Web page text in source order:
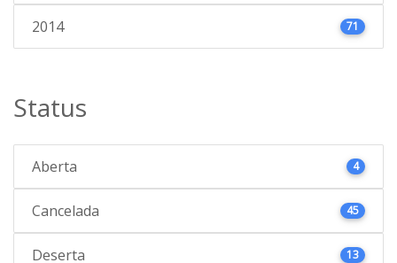
2014 71
Status
Aberta 4
Cancelada 45
Deserta 13